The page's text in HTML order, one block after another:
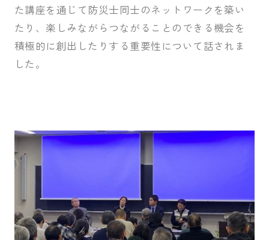
た講座を通じて防災士同士のネットワークを築い
たり、楽しみながらつながることのできる機会を
積極的に創出したりする重要性について話されま
した。